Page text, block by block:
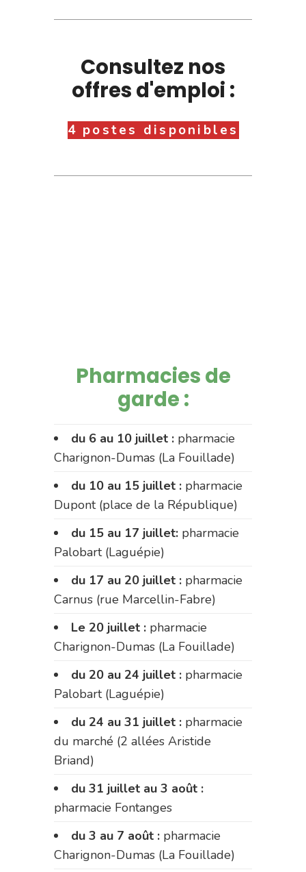
Consultez nos
offres d'emploi :
4 postes disponibles
Pharmacies de
garde :
du 6 au 10 juillet : pharmacie
Charignon-Dumas (La Fouillade)
du 10 au 15 juillet : pharmacie
Dupont (place de la République)
du 15 au 17 juillet: pharmacie
Palobart (Laguépie)
du 17 au 20 juillet : pharmacie
Carnus (rue Marcellin-Fabre)
Le 20 juillet : pharmacie
Charignon-Dumas (La Fouillade)
du 20 au 24 juillet : pharmacie
Palobart (Laguépie)
du 24 au 31 juillet : pharmacie
du marché (2 allées Aristide
Briand)
du 31 juillet au 3 août :
pharmacie Fontanges
du 3 au 7 août : pharmacie
Charignon-Dumas (La Fouillade)